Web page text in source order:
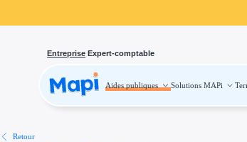
Entreprise Expert-comptable
Aides publiques Solutions MAPi
Aides publiques
Investissement
Retour